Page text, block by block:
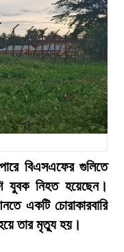
বিএসএফের গুলিতে
যুবক নিহত হয়েছেন।
একটি চোরাকারবারি
তার মৃত্যু হয়।